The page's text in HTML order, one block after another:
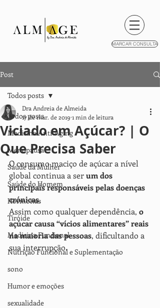
MARCAR CONSULTA
Post
Todos posts
Medicina Anti-Aging
Menopausa
Saúde da Mulher
Saúde do Homem
Hormonas
Tiróide
Medicina Funcional
Nutrição Funcional e Suplementação
sono
Humor e emoções
sexualidade
Todos posts
Viciado em Açúcar? | O
Que Precisa Saber
Dra Andreia de Almeida
17 de mar. de 2019 1 min de leitura
O consumo maciço de açúcar a nível
global continua a ser um dos
principais responsáveis pelas doenças
crónicas.
Assim como qualquer dependência, o
açúcar causa “vícios alimentares” reais
na maioria das pessoas, dificultando a
sua interrupção.